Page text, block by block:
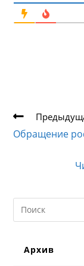
Еще
статьи
Обращение
Search
this
Архив